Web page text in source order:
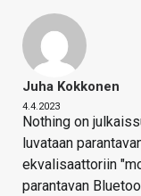
Juha Kokkonen
4.4.2023
Nothing on
luvataan
ekvalisaattoriin
parantavan